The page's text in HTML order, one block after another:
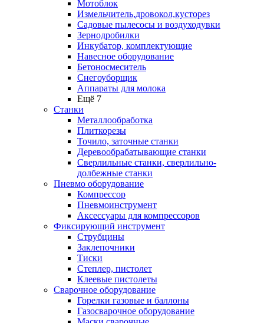
Мотоблок
Измельчитель,дровокол,кусторез
Садовые пылесосы и воздуходувки
Зернодробилки
Инкубатор, комплектующие
Навесное оборудование
Бетоносмеситель
Снегоуборщик
Аппараты для молока
Ещё 7
Станки
Металлообработка
Плиткорезы
Точило, заточные станки
Деревообрабатывающие станки
Сверлильные станки, сверлильно-
долбежные станки
Пневмо оборудование
Компрессор
Пневмоинструмент
Аксессуары для компрессоров
Фиксирующий инструмент
Струбцины
Заклепочники
Тиски
Степлер, пистолет
Клеевые пистолеты
Сварочное оборудование
Горелки газовые и баллоны
Газосварочное оборудование